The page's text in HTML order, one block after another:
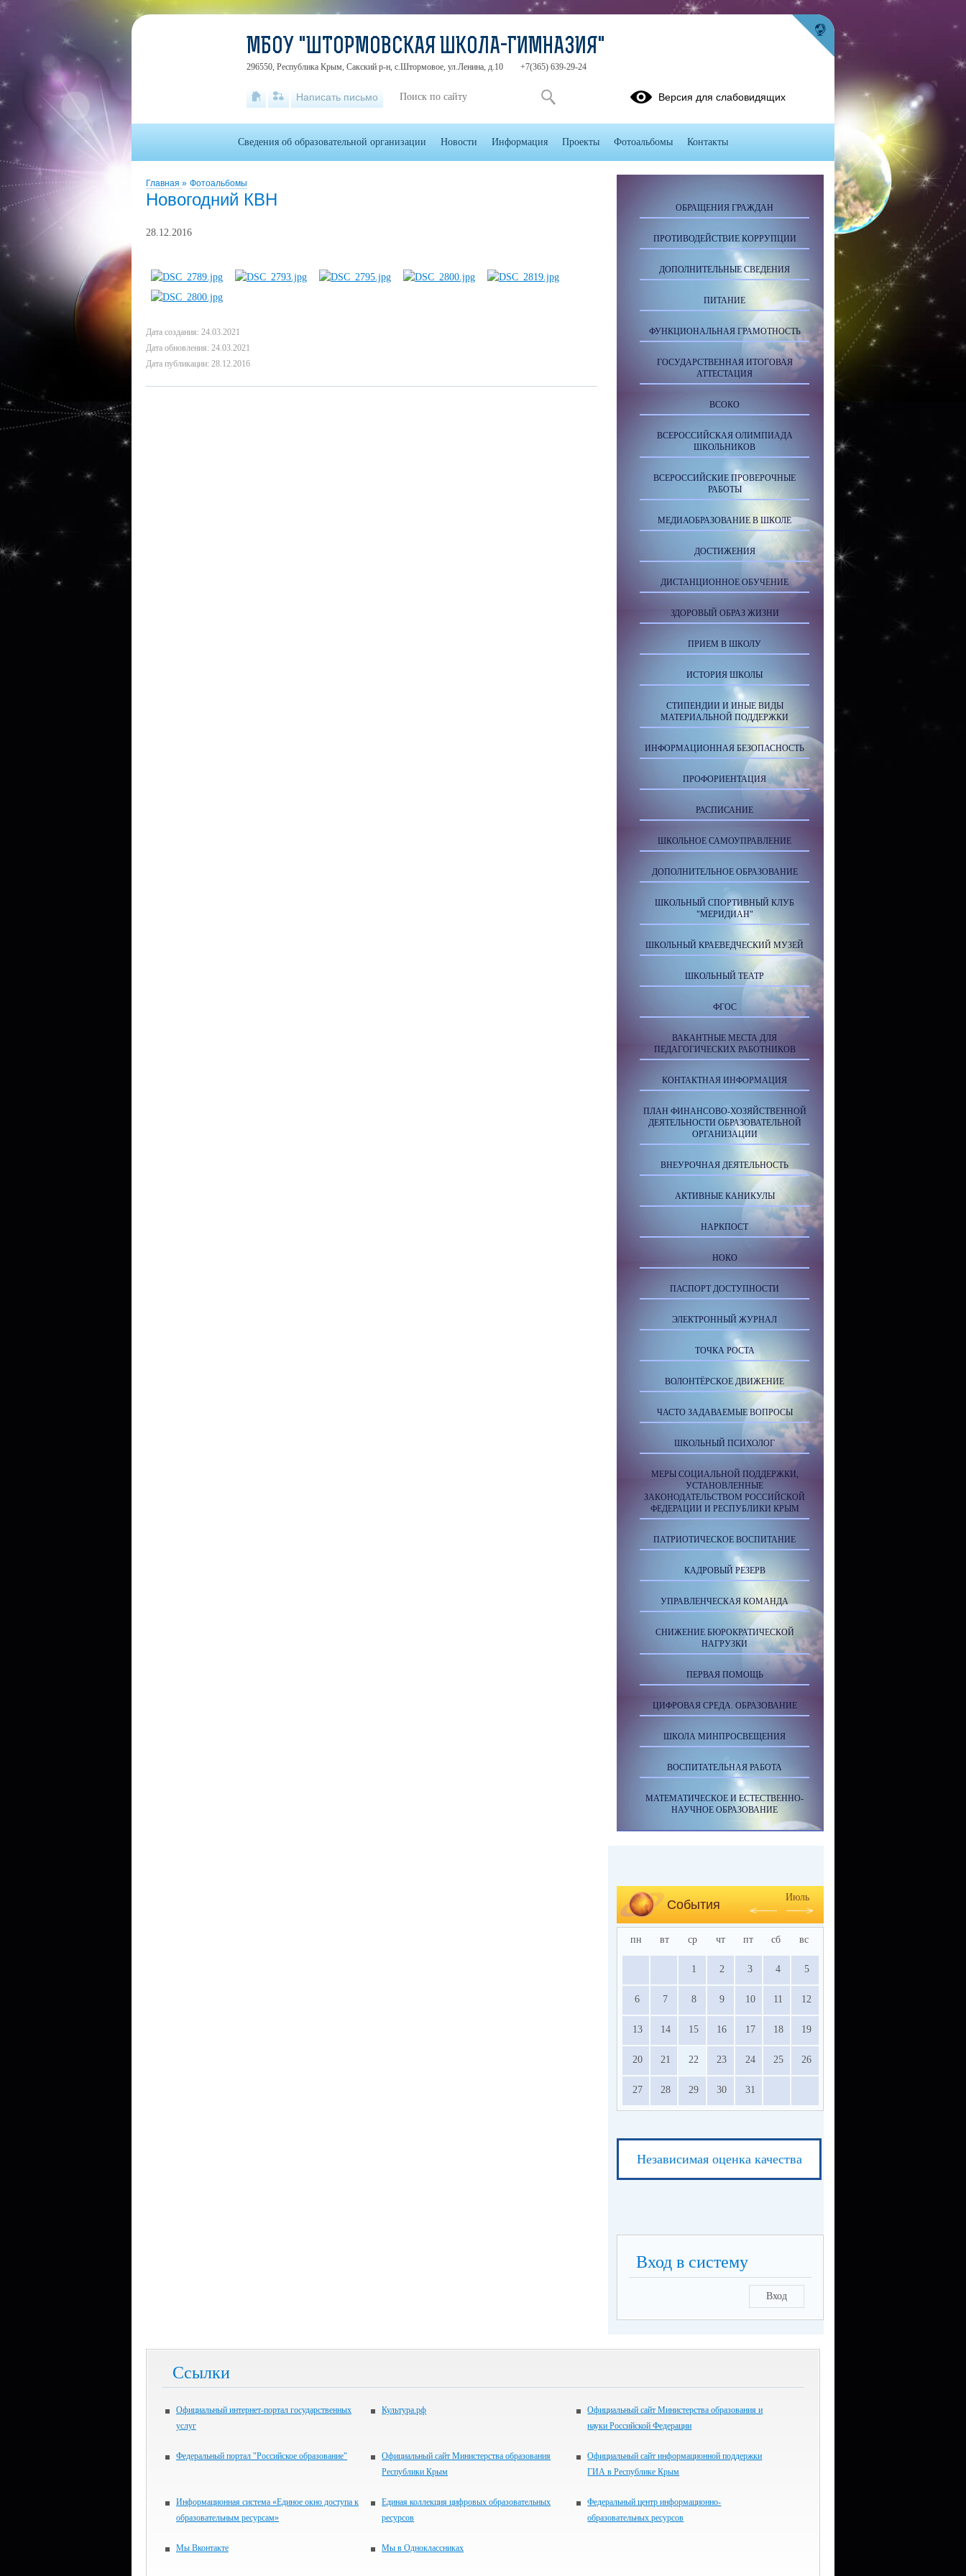
Главная » Фотоальбомы
Новогодний КВН
28.12.2016
Дата создания: 24.03.2021
Дата обновления: 24.03.2021
Дата публикации: 28.12.2016
ОБРАЩЕНИЯ ГРАЖДАН
ПРОТИВОДЕЙСТВИЕ КОРРУПЦИИ
ДОПОЛНИТЕЛЬНЫЕ СВЕДЕНИЯ
ПИТАНИЕ
ФУНКЦИОНАЛЬНАЯ ГРАМОТНОСТЬ
ГОСУДАРСТВЕННАЯ ИТОГОВАЯ
АТТЕСТАЦИЯ
ВСОКО
ВСЕРОССИЙСКАЯ ОЛИМПИАДА
ШКОЛЬНИКОВ
ВСЕРОССИЙСКИЕ ПРОВЕРОЧНЫЕ
РАБОТЫ
МЕДИАОБРАЗОВАНИЕ В ШКОЛЕ
ДОСТИЖЕНИЯ
ДИСТАНЦИОННОЕ ОБУЧЕНИЕ
ЗДОРОВЫЙ ОБРАЗ ЖИЗНИ
ПРИЕМ В ШКОЛУ
ИСТОРИЯ ШКОЛЫ
СТИПЕНДИИ И ИНЫЕ ВИДЫ
МАТЕРИАЛЬНОЙ ПОДДЕРЖКИ
ИНФОРМАЦИОННАЯ БЕЗОПАСНОСТЬ
ПРОФОРИЕНТАЦИЯ
РАСПИСАНИЕ
ШКОЛЬНОЕ САМОУПРАВЛЕНИЕ
ДОПОЛНИТЕЛЬНОЕ ОБРАЗОВАНИЕ
ШКОЛЬНЫЙ СПОРТИВНЫЙ КЛУБ
"МЕРИДИАН"
ШКОЛЬНЫЙ КРАЕВЕДЧЕСКИЙ МУЗЕЙ
ШКОЛЬНЫЙ ТЕАТР
ФГОС
ВАКАНТНЫЕ МЕСТА ДЛЯ
ПЕДАГОГИЧЕСКИХ РАБОТНИКОВ
КОНТАКТНАЯ ИНФОРМАЦИЯ
ПЛАН ФИНАНСОВО-ХОЗЯЙСТВЕННОЙ
ДЕЯТЕЛЬНОСТИ ОБРАЗОВАТЕЛЬНОЙ
ОРГАНИЗАЦИИ
ВНЕУРОЧНАЯ ДЕЯТЕЛЬНОСТЬ
АКТИВНЫЕ КАНИКУЛЫ
НАРКПОСТ
НОКО
ПАСПОРТ ДОСТУПНОСТИ
ЭЛЕКТРОННЫЙ ЖУРНАЛ
ТОЧКА РОСТА
ВОЛОНТЁРСКОЕ ДВИЖЕНИЕ
ЧАСТО ЗАДАВАЕМЫЕ ВОПРОСЫ
ШКОЛЬНЫЙ ПСИХОЛОГ
МЕРЫ СОЦИАЛЬНОЙ ПОДДЕРЖКИ,
УСТАНОВЛЕННЫЕ
ЗАКОНОДАТЕЛЬСТВОМ РОССИЙСКОЙ
ФЕДЕРАЦИИ И РЕСПУБЛИКИ КРЫМ
ПАТРИОТИЧЕСКОЕ ВОСПИТАНИЕ
КАДРОВЫЙ РЕЗЕРВ
УПРАВЛЕНЧЕСКАЯ КОМАНДА
СНИЖЕНИЕ БЮРОКРАТИЧЕСКОЙ
НАГРУЗКИ
ПЕРВАЯ ПОМОЩЬ
ЦИФРОВАЯ СРЕДА. ОБРАЗОВАНИЕ
ШКОЛА МИНПРОСВЕЩЕНИЯ
ВОСПИТАТЕЛЬНАЯ РАБОТА
МАТЕМАТИЧЕСКОЕ И ЕСТЕСТВЕННО-
НАУЧНОЕ ОБРАЗОВАНИЕ
События
Июль
пн вт ср чт пт сб вс
1 2 3 4 5
6 7 8 9 10 11 12
13 14 15 16 17 18 19
20 21 22 23 24 25 26
27 28 29 30 31
Независимая оценка качества
Вход в систему
Вход
Ссылки
Официальный интернет-портал государственных
услуг
Культура.рф
Официальный сайт Министерства образования и
науки Российской Федерации
Федеральный портал "Российское образование"
Официальный сайт Министерства образования
Республики Крым
Официальный сайт информационной поддержки
ГИА в Республике Крым
Информационная система «Единое окно доступа к
образовательным ресурсам»
Единая коллекция цифровых образовательных
ресурсов
Федеральный центр информационно-
образовательных ресурсов
Мы Вконтакте Мы в Одноклассниках
МБОУ "ШТОРМОВСКАЯ ШКОЛА-ГИМНАЗИЯ"
296550, Республика Крым, Сакский р-н, с.Штормовое, ул.Ленина, д.10 +7(365) 639-29-24
Написать письмо Версия для слабовидящих
Сведения об образовательной организации Новости Информация Проекты Фотоальбомы Контакты